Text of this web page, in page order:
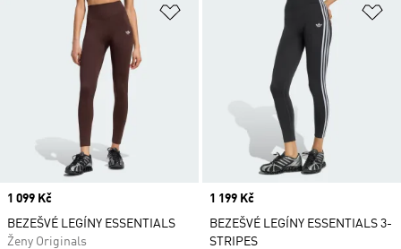
Přidat do seznamu přání
Price
1 099 Kč
BEZEŠVÉ LEGÍNY ESSENTIALS
Ženy Originals
Price
1 199 Kč
BEZEŠVÉ LEGÍNY ESSENTIALS 3-
STRIPES